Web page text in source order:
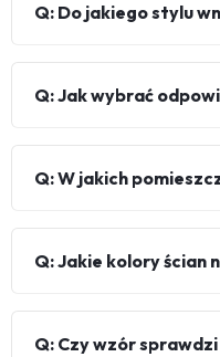
Q: Do jakiego stylu
Q: Jak wybrać
Q: W jakich
Q: Jakie kolory ścian
Q: Czy wzór